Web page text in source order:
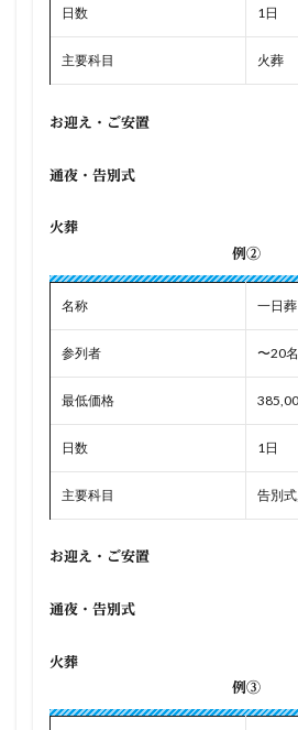
日数 1日
主要科目 火葬
お迎え・ご安置
通夜・告別式
火葬
例②
名称 一日葬
参列者 〜20名
最低価格
日数 1日
主要科目 告別
お迎え・ご安置
通夜・告別式
火葬
例③